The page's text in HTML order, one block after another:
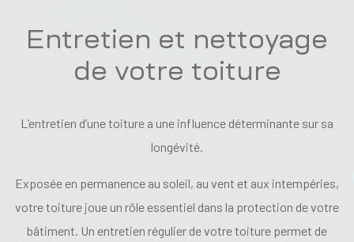
Entretien et nettoyage
de votre toiture
L’entretien d’une toiture a une influence déterminante sur sa
longévité.
Exposée en permanence au soleil, au vent et aux intempéries,
votre toiture joue un rôle essentiel dans la protection de votre
bâtiment. Un entretien régulier de votre toiture permet de